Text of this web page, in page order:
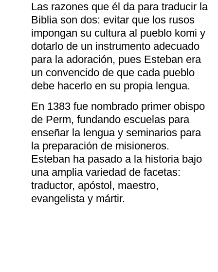
Las razones que él da para traducir la
Biblia son dos: evitar que los rusos
impongan su cultura al pueblo komi y
dotarlo de un instrumento adecuado
para la adoración, pues Esteban era
un convencido de que cada pueblo
debe hacerlo en su propia lengua.
En 1383 fue nombrado primer obispo
de Perm, fundando escuelas para
enseñar la lengua y seminarios para
la preparación de misioneros.
Esteban ha pasado a la historia bajo
una amplia variedad de facetas:
traductor, apóstol, maestro,
evangelista y mártir.